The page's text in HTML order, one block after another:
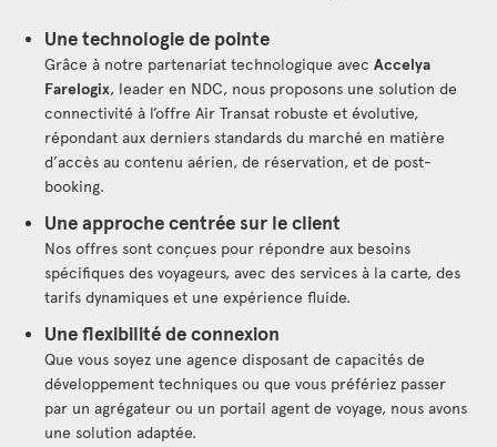
Une technologie de pointe
Grâce à notre partenariat technologique avec Accelya
Farelogix, leader en NDC, nous proposons une solution de
connectivité à l’offre Air Transat robuste et évolutive,
répondant aux derniers standards du marché en matière
d’accès au contenu aérien, de réservation, et de post-
booking.
Une approche centrée sur le client
Nos offres sont conçues pour répondre aux besoins
spécifiques des voyageurs, avec des services à la carte, des
tarifs dynamiques et une expérience fluide.
Une flexibilité de connexion
Que vous soyez une agence disposant de capacités de
développement techniques ou que vous préfériez passer
par un agrégateur ou un portail agent de voyage, nous avons
une solution adaptée.